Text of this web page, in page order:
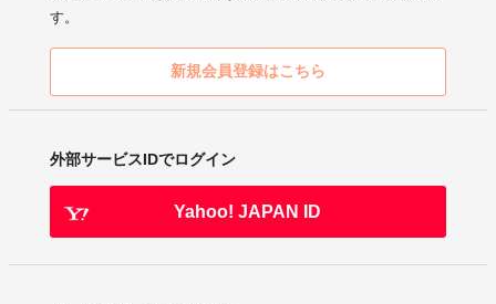
す。
新規会員登録はこちら
外部サービスIDでログイン
Yahoo! JAPAN ID